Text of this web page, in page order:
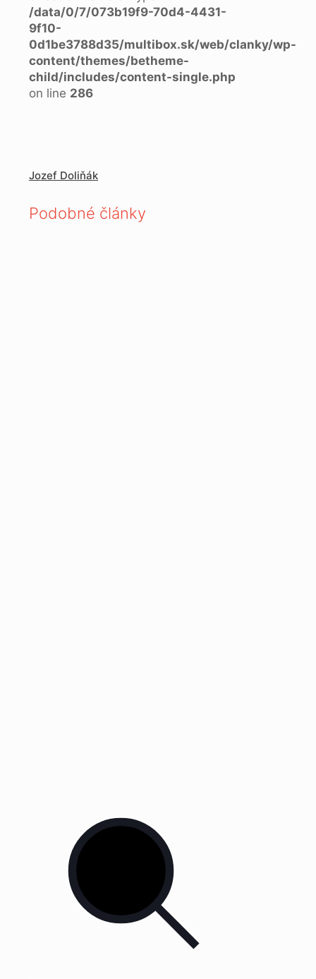
/data/0/7/073b19f9-70d4-4431-
9f10-
0d1be3788d35/multibox.sk/web/clanky/wp-
content/themes/betheme-
child/includes/content-single.php
on line 286
Jozef Doliňák
Podobné články